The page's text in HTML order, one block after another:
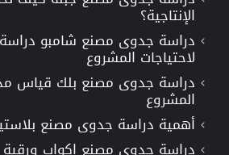
الإنتاجية؟
دراسة جدوى مصنع شامبو
لاحتياجات المشروع
دراسة جدوى مصنع بلك قياس
المشروع
أهمية دراسة جدوى مصنع
دراسة جدوى مصنع اكواب